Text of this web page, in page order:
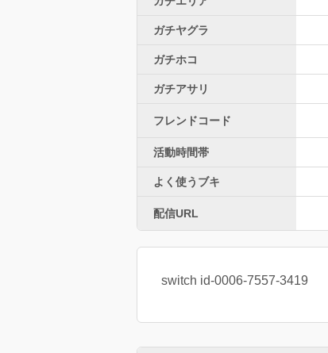
ガチヤグラ
ガチホコ
ガチアサリ
フレンドコード
活動時間帯
よく使うブキ
配信URL
switch id-0006-7557-3419